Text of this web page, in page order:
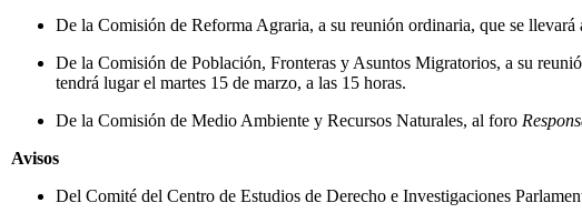
De la Comisión de Reforma Agraria, a su reunión ordinaria, que se llevará
De la Comisión de Población, Fronteras y Asuntos Migratorios, a su
tendrá lugar el martes 15 de marzo, a las 15 horas.
De la Comisión de Medio Ambiente y Recursos Naturales, al foro
Avisos
Del Comité del Centro de Estudios de Derecho e Investigaciones